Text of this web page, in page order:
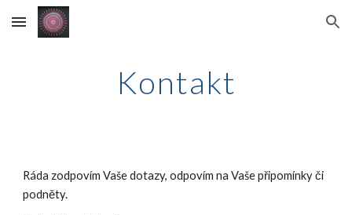
Skip to main content Skip to navigation
Kontakt
Ráda zodpovím Vaše dotazy, odpovím na Vaše připomínky či
podněty.